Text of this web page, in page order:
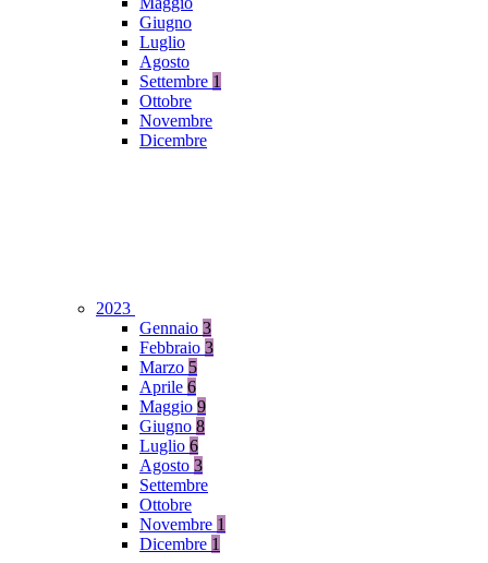
Giugno
Luglio
Agosto
Settembre 1
Ottobre
Novembre
Dicembre
2023
Gennaio 3
Febbraio 3
Marzo 5
Aprile 6
Maggio 9
Giugno 8
Luglio 6
Agosto 3
Settembre
Ottobre
Novembre 1
Dicembre 1